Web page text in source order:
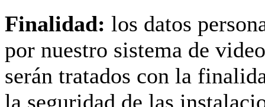
Finalidad: los datos
por nuestro sistema de
serán tratados con la
la seguridad de las